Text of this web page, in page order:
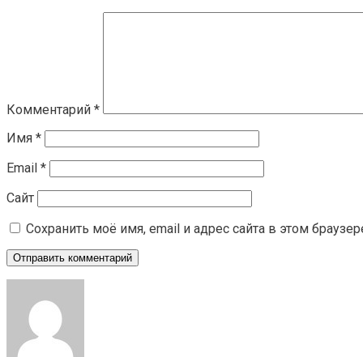
Комментарий *
Имя *
Email *
Сайт
Сохранить моё имя, email и адрес сайта в этом